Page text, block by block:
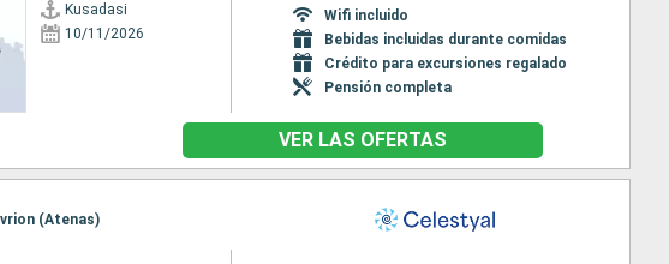
Kusadasi
10/11/2026
Wifi incluido
Bebidas incluidas durante comidas
Crédito para excursiones regalado
Pensión completa
VER LAS OFERTAS
(Atenas)